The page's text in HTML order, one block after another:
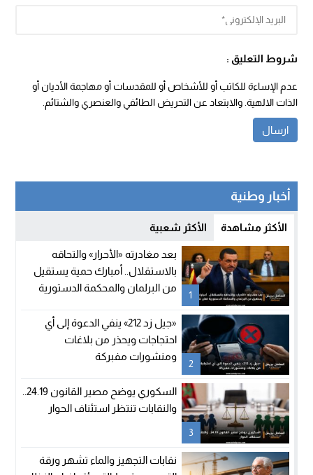
شروط التعليق :
عدم الإساءة للكاتب أو للأشخاص أو للمقدسات أو مهاجمة الأديان أو
الذات الالهية. والابتعاد عن التحريض الطائفي والعنصري والشتائم.
أخبار وطنية
الأكثر مشاهدة الأكثر شعبية
1
بعد مغادرته «الأحرار» والتحاقه
بالاستقلال.. أمبارك حمية يستقيل
من البرلمان والمحكمة الدستورية
2
«جيل زد 212» ينفي الدعوة إلى أي
احتجاجات ويحذر من بلاغات
ومنشورات مفبركة
3
والنقابات تنتظر استئناف الحوار
نقابات التجهيز والماء تشهر ورقة